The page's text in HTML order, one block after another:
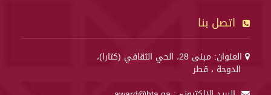
اتصل بنا
العنوان: مبنى 28، الحي الثقافي (كتارا)،
الدوحة ، قطر